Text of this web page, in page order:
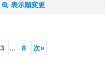
表示順変更
3 ... 8 次»